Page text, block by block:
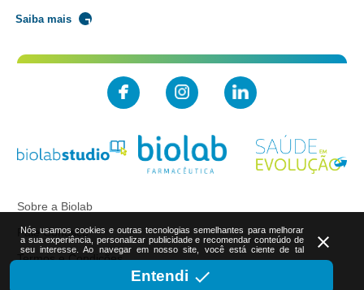
Saiba mais
Sobre a Biolab
Fale Conosco
Termos e Condições
Política de Privacidade
close
Entendi done
Nós usamos cookies e outras tecnologias semelhantes para melhorar
a sua experiência, personalizar publicidade e recomendar conteúdo de
seu interesse. Ao navegar em nosso site, você está ciente de tal